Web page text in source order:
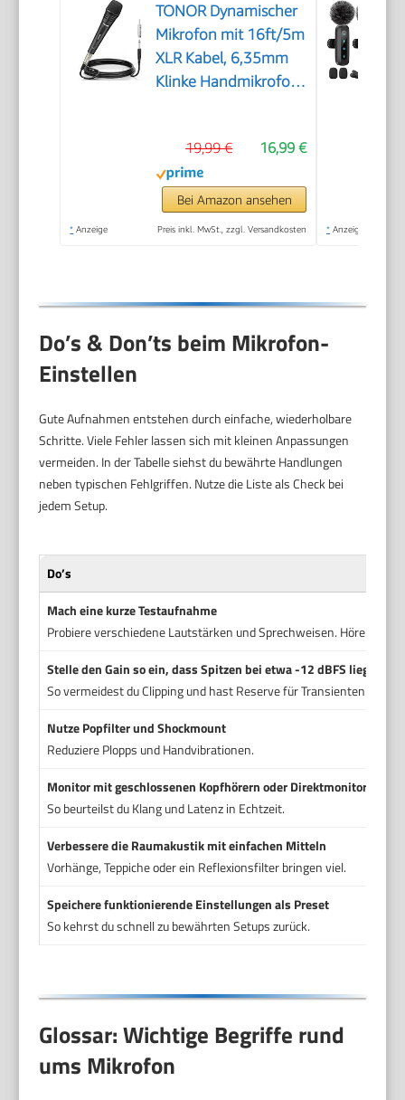
TONOR Dynamischer
Mikrofon mit 16ft/5m
XLR Kabel, 6,35mm
Klinke Handmikrofon
Karaoke Maschine, für
Bühne, Studio, KTV &
Heimgebrauch Audio
16,99 €
19,99 €
Bei Amazon ansehen
* Anzeige Preis inkl. MwSt., zzgl. Versandkosten * Anzeige
Do’s & Don’ts beim Mikrofon-
Einstellen
Gute Aufnahmen entstehen durch einfache, wiederholbare
Schritte. Viele Fehler lassen sich mit kleinen Anpassungen
vermeiden. In der Tabelle siehst du bewährte Handlungen
neben typischen Fehlgriffen. Nutze die Liste als Check bei
jedem Setup.
Do’s
Mach eine kurze Testaufnahme
Probiere verschiedene Lautstärken und Sprechweisen. Höre die
Stelle den Gain so ein, dass Spitzen bei etwa -12 dBFS liegen
So vermeidest du Clipping und hast Reserve für Transienten.
Nutze Popfilter und Shockmount
Reduziere Plopps und Handvibrationen.
Monitor mit geschlossenen Kopfhörern oder Direktmonitoring
So beurteilst du Klang und Latenz in Echtzeit.
Verbessere die Raumakustik mit einfachen Mitteln
Vorhänge, Teppiche oder ein Reflexionsfilter bringen viel.
Speichere funktionierende Einstellungen als Preset
So kehrst du schnell zu bewährten Setups zurück.
Glossar: Wichtige Begriffe rund
ums Mikrofon